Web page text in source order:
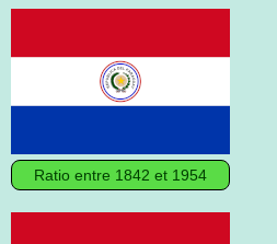
Ratio entre 1842 et 1954